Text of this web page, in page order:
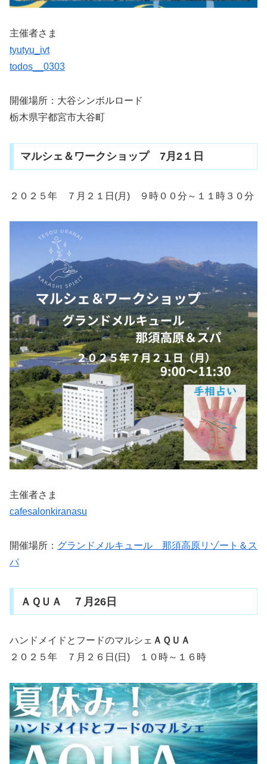
主催者さま
tyutyu_ivt
todos__0303
開催場所：大谷シンボルロード
栃木県宇都宮市大谷町
マルシェ＆ワークショップ 7月2１日
２０２５年 ７月２１日(月) ９時００分～１１時３０分
主催者さま
cafesalonkiranasu
開催場所： グランドメルキュール 那須高原リゾート＆ス
パ
ＡＱＵＡ ７月26日
ハンドメイドとフードのマルシェ ＡＱＵＡ
２０２５年 ７月２６日(日) １０時～１６時